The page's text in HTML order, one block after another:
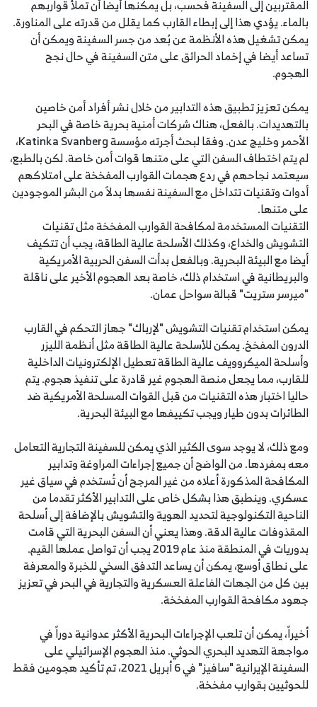
المقتربين إلى السفينة فحسب، بل يمكنها أيضا أن تملأ قواربهم
بالماء. يؤدي هذا إلى إبطاء القارب كما يقلل من قدرته على المناورة.
يمكن تشغيل هذه الأنظمة عن بُعد من جسر السفينة ويمكن أن
تساعد أيضا في إخماد الحرائق على متن السفينة في حال نجح
الهجوم.
يمكن تعزيز تطبيق هذه التدابير من خلال نشر أفراد أمن خاصين
بالتهديدات. بالفعل، هناك شركات أمنية بحرية خاصة في البحر
الأحمر وخليج عدن. وفقا لبحث أجرته مؤسسة Katinka Svanberg،
لم يتم اختطاف السفن التي على متنها قوات أمن خاصة. لكن بالطبع،
سيعتمد نجاحهم في ردع هجمات القوارب المفخخة على امتلاكهم
أدوات وتقنيات تتداخل مع السفينة نفسها بدلاً من البشر الموجودين
على متنها.
التقنيات المستخدمة لمكافحة القوارب المفخخة مثل تقنيات
التشويش والخداع، وكذلك الأسلحة عالية الطاقة، يجب أن تتكيف
أيضا مع البيئة البحرية. وبالفعل بدأت السفن الحربية الأمريكية
والبريطانية في استخدام ذلك، خاصة بعد الهجوم الأخير على ناقلة
"ميرسر ستريت" قبالة سواحل عمان.
يمكن استخدام تقنيات التشويش "لإرباك" جهاز التحكم في القارب
الدرون المفخخ. يمكن للأسلحة عالية الطاقة مثل أنظمة الليزر
وأسلحة الميكروويف عالية الطاقة تعطيل الإلكترونيات الداخلية
للقارب، مما يجعل منصة الهجوم غير قادرة على تنفيذ هجوم. يتم
حاليا اختبار هذه التقنيات من قبل القوات المسلحة الأمريكية ضد
الطائرات بدون طيار ويجب تكييفها مع البيئة البحرية.
ومع ذلك، لا يوجد سوى الكثير الذي يمكن للسفينة التجارية التعامل
معه بمفردها. من الواضح أن جميع إجراءات المراوغة وتدابير
المكافحة المذكورة أعلاه من غير المرجح أن تُستخدم في سياق غير
عسكري. وينطبق هذا بشكل خاص على التدابير الأكثر تقدما من
الناحية التكنولوجية لتحديد الهوية والتشويش بالإضافة إلى أسلحة
المقذوفات عالية الدقة. وهذا يعني أن السفن البحرية التي قامت
بدوريات في المنطقة منذ عام 2019 يجب أن تواصل عملها القيم.
على نطاق أوسع، يمكن أن يساعد التدفق السخي للخبرة والمعرفة
بين كل من الجهات الفاعلة العسكرية والتجارية في البحر في تعزيز
جهود مكافحة القوارب المفخخة.
أخيراً، يمكن أن تلعب الإجراءات البحرية الأكثر عدوانية دوراً في
مواجهة التهديد البحري الحوثي. منذ الهجوم الإسرائيلي على
السفينة الإيرانية "سافيز" في 6 أبريل 2021، تم تأكيد هجومين فقط
للحوثيين بقوارب مفخخة.